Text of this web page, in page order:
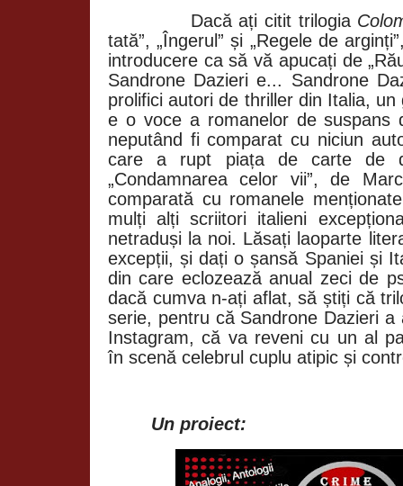
Dacă ați citit trilogia
tată”, „Îngerul” și „Regele de
introducere ca să vă apucați de
Sandrone Dazieri e... Sandrone
prolifici autori de thriller din Italia,
e o voce a romanelor de suspans
neputând fi comparat cu niciun
care a rupt piața de carte de
„Condamnarea celor vii”, de
comparată cu romanele
mulți alți scriitori italieni
netraduși la noi. Lăsați laoparte
excepții, și dați o șansă Spaniei și
din care eclozează anual zeci de
dacă cumva n-ați aflat, să știți că
serie, pentru că Sandrone Dazieri
Instagram, că va reveni cu un al
în scenă celebrul cuplu atipic și
Un proiect: